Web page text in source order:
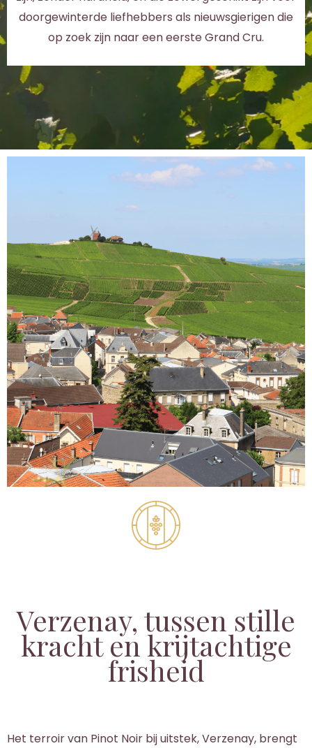
doorgewinterde liefhebbers als nieuwsgierigen die
op zoek zijn naar een eerste Grand Cru.
Verzenay, tussen stille
kracht en krijtachtige
frisheid
Het terroir van Pinot Noir bij uitstek, Verzenay, brengt